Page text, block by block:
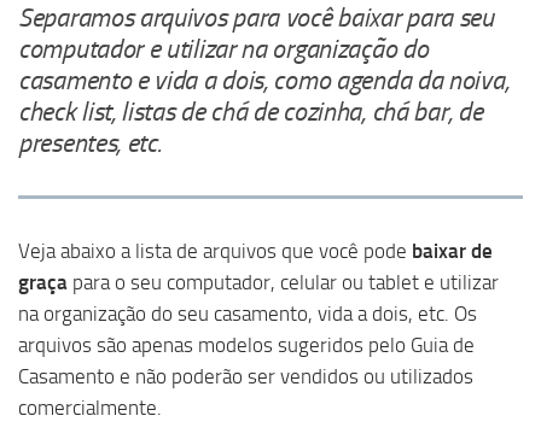
Separamos arquivos para você baixar para seu
computador e utilizar na organização do
casamento e vida a dois, como agenda da noiva,
check list, listas de chá de cozinha, chá bar, de
presentes, etc.
Veja abaixo a lista de arquivos que você pode baixar de
graça para o seu computador, celular ou tablet e utilizar
na organização do seu casamento, vida a dois, etc. Os
arquivos são apenas modelos sugeridos pelo Guia de
Casamento e não poderão ser vendidos ou utilizados
comercialmente.